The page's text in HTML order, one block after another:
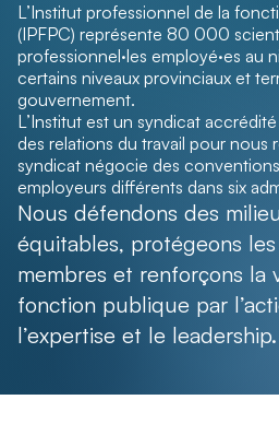
L’Institut professionnel de la
(IPFPC) représente 80 000
professionnel·les employé·es au
certains niveaux provinciaux et
gouvernement.
L’Institut est un syndicat
des relations du travail pour nous
syndicat négocie des
employeurs différents dans six
Nous défendons des
équitables, protégeons
membres et renforçons la
fonction publique par
l’expertise et le leadership.